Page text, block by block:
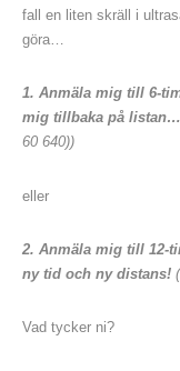
fall en liten skräll i
göra…
1. Anmäla mig till 6-
mig tillbaka på listan…
60 640))
eller
2. Anmäla mig till 12-
ny tid och ny distans!
Vad tycker ni?